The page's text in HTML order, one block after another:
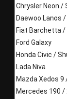
Chrysler Neon /
Daewoo Lanos
Fiat Barchetta
Ford Galaxy
Honda Civic /
Lada Niva
Mazda Xedos 9
Mercedes 190 /